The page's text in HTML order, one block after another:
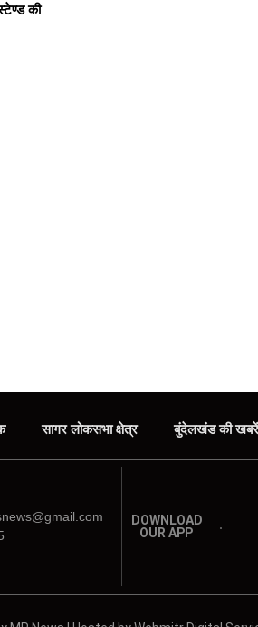
की
सागर लोकसभा क्षेत्र बुंदेलखंड की खबरें
DOWNLOAD
OUR APP